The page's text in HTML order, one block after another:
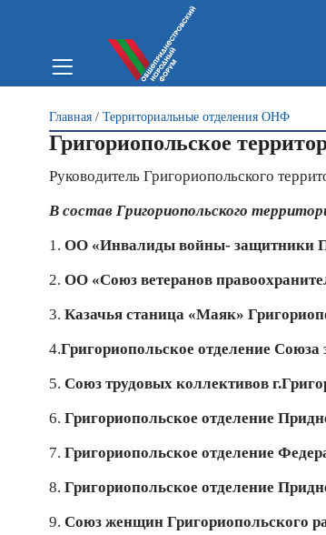
Вы здесь
Главная/ Территориальные отделения ОНФ
Григориопольское
Руководитель Григориопольского
В состав Григориопольского
1. ОО «Инвалиды войны- защитники
2. ОО «Союз ветеранов
3. Казачья станица «Маяк»
4.Григориопольское отделение
5. Союз трудовых коллективов
6. Григориопольское отделение
7. Григориопольское отделение
8. Григориопольское отделение
9. Союз женщин Григориопольского